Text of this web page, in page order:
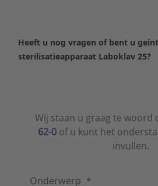
Heeft u nog vragen of bent u
sterilisatieapparaat Laboklav 25?
Wij staan u graag te woord
62-0 of u kunt het
invullen.
Onderwerp *